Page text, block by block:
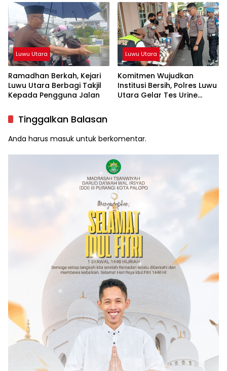
Sukamaju Beri Klarifikasi
Luwu Utara
Ramadhan Berkah, Kejari
Luwu Utara Berbagi Takjil
Kepada Pengguna Jalan
Luwu Utara
Komitmen Wujudkan
Institusi Bersih, Polres Luwu
Utara Gelar Tes Urine
Tinggalkan Balasan
Anda harus masuk untuk berkomentar.